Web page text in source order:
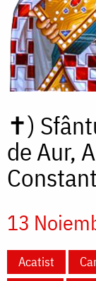
✝)
de Aur,
13
Acatist